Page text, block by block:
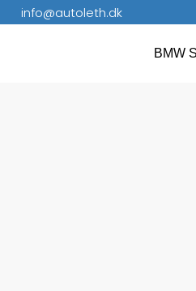
info@autoleth.dk
BMW